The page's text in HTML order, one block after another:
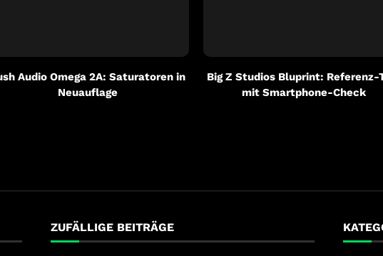
Audio Omega 2A: Saturatoren in
Neuauflage
Big Z Studios Bluprint: Referenz-
mit Smartphone-Check
ZUFÄLLIGE BEITRÄGE